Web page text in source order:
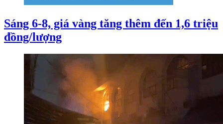
Sáng 6-8, giá vàng tăng thêm đến 1,6 triệu
đồng/lượng